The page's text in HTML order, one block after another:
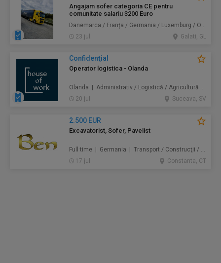
Angajam sofer categoria CE pentru
comunitate salariu 3200 Euro
Danemarca / Franța / Germania / Luxemburg / Olanda | Transport
23 jul.
Galati, GL
Confidenţial
Operator logistica - Olanda
Olanda | Administrativ / Logistică / Agricultură / Silvicultură / Prestări servicii / Producție /
20 jul.
Suceava, SV
2.500 EUR
Excavatorist, Sofer, Pavelist
Full time | Germania | Transport / Construcţii / Amenajări
17 jul.
Constanta, CT